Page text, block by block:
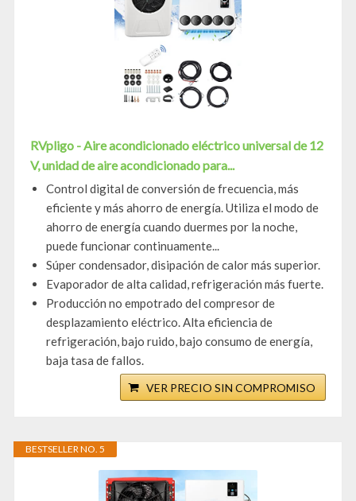
RVpligo - Aire acondicionado eléctrico universal de 12
V, unidad de aire acondicionado para...
Control digital de conversión de frecuencia, más
eficiente y más ahorro de energía. Utiliza el modo de
ahorro de energía cuando duermes por la noche,
puede funcionar continuamente...
Súper condensador, disipación de calor más superior.
Evaporador de alta calidad, refrigeración más fuerte.
Producción no empotrado del compresor de
desplazamiento eléctrico. Alta eficiencia de
refrigeración, bajo ruido, bajo consumo de energía,
baja tasa de fallos.
VER PRECIO SIN COMPROMISO
BESTSELLER NO. 5